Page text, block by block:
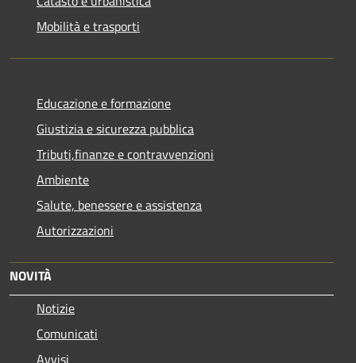
Mobilità e trasporti
Educazione e formazione
Giustizia e sicurezza pubblica
Tributi,finanze e contravvenzioni
Ambiente
Salute, benessere e assistenza
Autorizzazioni
NOVITÀ
Notizie
Comunicati
Avvisi